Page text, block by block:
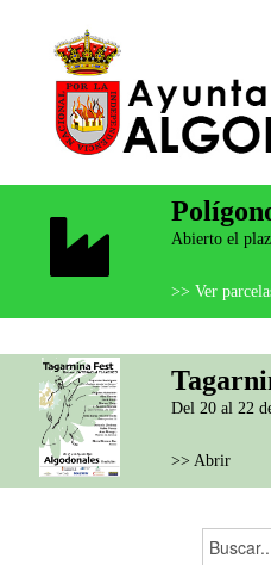
Abierto el
>> Ver
Del 20 al 22
>> Abrir
Buscar...